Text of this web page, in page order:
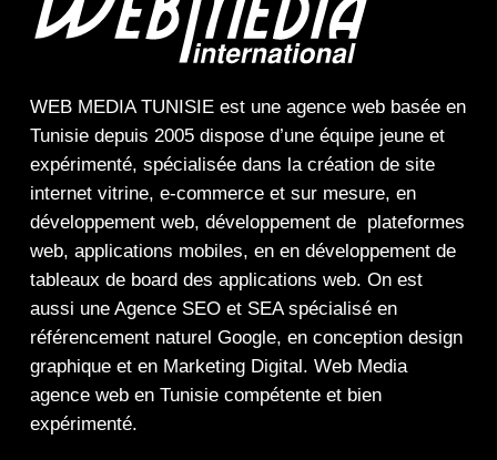
WEB MEDIA TUNISIEest une agence webbasée en
Tunisie depuis 2005 dispose d’une équipe jeune et
expérimenté, spécialisée dans la création de site
internet vitrine, e-commerceet sur mesure, en
développement web, développement de plateformes
web, applications mobiles, en en développement de
tableaux de board des applications web. On est
aussi une Agence SEOet SEAspécialisé en
référencement naturel Google, en conception design
graphiqueet en Marketing Digital . Web Media
agence web en Tunisie compétente et bien
expérimenté.